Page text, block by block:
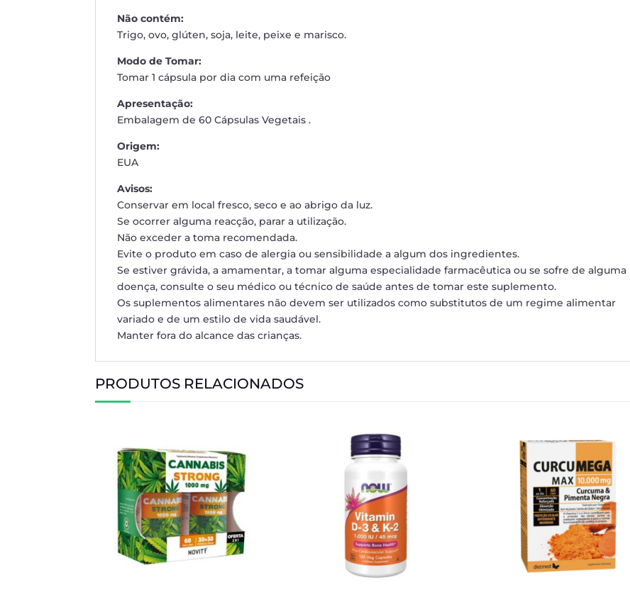
Não contém:
Trigo, ovo, glúten, soja, leite, peixe e marisco.
Modo de Tomar:
Tomar 1 cápsula por dia com uma refeição
Apresentação:
Embalagem de 60 Cápsulas Vegetais .
Origem:
EUA
Avisos:
Conservar em local fresco, seco e ao abrigo da luz.
Se ocorrer alguma reacção, parar a utilização.
Não exceder a toma recomendada.
Evite o produto em caso de alergia ou sensibilidade a algum dos ingredientes.
Se estiver grávida, a amamentar, a tomar alguma especialidade farmacêutica ou se sofre de alguma
doença, consulte o seu médico ou técnico de saúde antes de tomar este suplemento.
Os suplementos alimentares não devem ser utilizados como substitutos de um regime alimentar
variado e de um estilo de vida saudável.
Manter fora do alcance das crianças.
PRODUTOS RELACIONADOS